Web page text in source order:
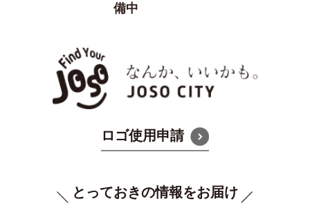
備中
ロゴ使用申請
とっておきの情報をお届け